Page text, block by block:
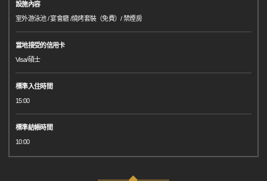
設施內容
室外游泳池 / 宴會廳 /燒烤套裝（免費）/ 禁煙房
當地接受的信用卡
Visa/碩士
標準入住時間
15:00
標準結帳時間
10:00